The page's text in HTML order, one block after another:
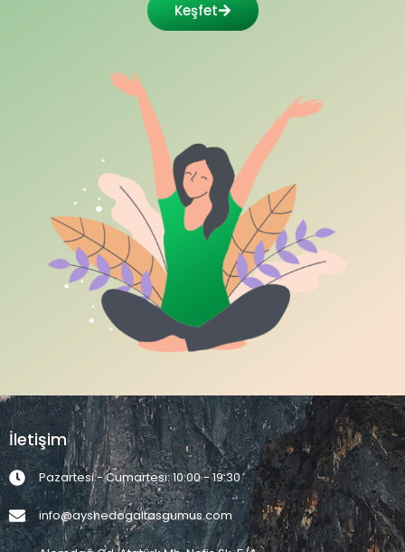
Keşfet
İletişim
Pazartesi - Cumartesi: 10:00 - 19:30
info@ayshedogaltasgumus.com